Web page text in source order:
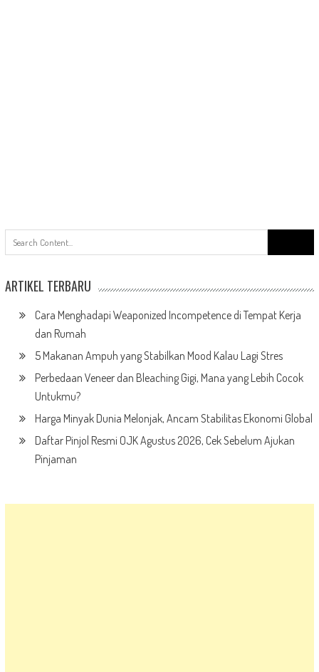
ARTIKEL TERBARU
Cara Menghadapi Weaponized Incompetence di Tempat Kerja
dan Rumah
5 Makanan Ampuh yang Stabilkan Mood Kalau Lagi Stres
Perbedaan Veneer dan Bleaching Gigi, Mana yang Lebih Cocok
Untukmu?
Harga Minyak Dunia Melonjak, Ancam Stabilitas Ekonomi Global
Daftar Pinjol Resmi OJK Agustus 2026, Cek Sebelum Ajukan
Pinjaman